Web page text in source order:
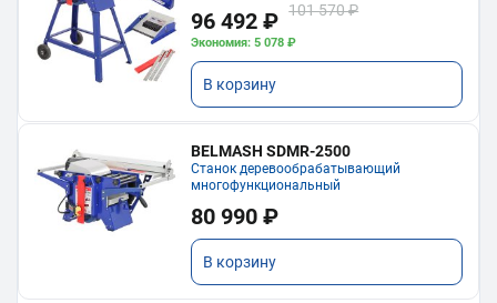
96 492 ₽ 101 570 ₽
Экономия: 5 078 ₽
В корзину
BELMASH SDMR-2500
Станок деревообрабатывающий
многофункциональный
80 990 ₽
В корзину